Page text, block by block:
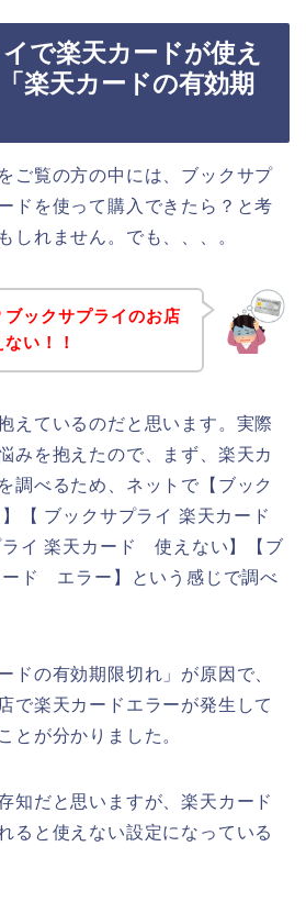
で楽天カードが使え
楽天カードの有効期
ご覧の方の中には、ブックサプ
ドを使って購入できたら？と考
しれません。でも、、、。
ックサプライのお店
い！！
えているのだと思います。実際
みを抱えたので、まず、楽天カ
調べるため、ネットで【ブック
【 ブックサプライ 楽天カード
ライ 楽天カード 使えない】【ブ
ード エラー】という感じで調べ
ドの有効期限切れ」が原因で、
で楽天カードエラーが発生して
とが分かりました。
知だと思いますが、楽天カード
ると使えない設定になっている